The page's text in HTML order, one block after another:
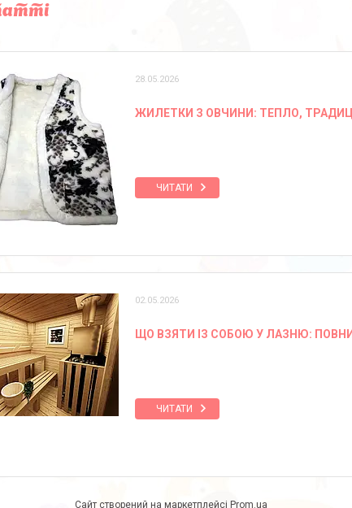
28.05.2026
ЖИЛЕТКИ З ОВЧИНИ: ТЕПЛО,
ЧИТАТИ
02.05.2026
ЩО ВЗЯТИ ІЗ СОБОЮ У ЛАЗНЮ:
ЧИТАТИ
Сайт створений на маркетплейсі Prom.ua